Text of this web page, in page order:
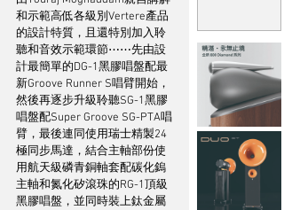
和示範高低各級別Vertere產品
的設計特質，且還特別加入聆
聽和音效示範環節⋯⋯先由設
計最簡單的DG-1黑膠唱盤配最
新Groove Runner S唱臂開始，
然後再逐步升級聆聽SG-1黑膠
唱盤配Super Groove SG-PTA唱
臂，最後連同使用瑞士精製24
極同步馬達，結合主軸部份使
用航天級磷青銅軸套配碳化鎢
主軸和氮化矽滾珠的RG-1頂級
黑膠唱盤，並同時裝上鈦金屬